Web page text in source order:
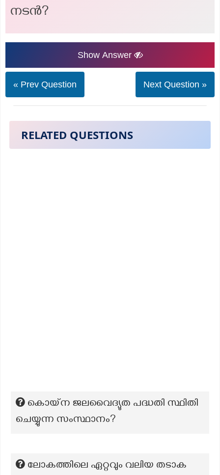
നടന്‍?
Show Answer
« Prev Question Next Question »
RELATED QUESTIONS
കൊയ്ന ജലവൈദ്യുത പദ്ധതി സ്ഥിതി
ചെയ്യുന്ന സംസ്ഥാനം?
ലോകത്തിലെ ഏറ്റവും വലിയ തടാക